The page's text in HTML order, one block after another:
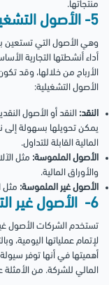
منتجاتها.
5- الأصول التشغيلية
وهي الأصول التي تستعين
أداء أنشطتها التجارية
الأرباح من خلالها، وقد
الأصول التشغيلية:
النقد: النقد أو الأصول
يمكن تحويلها بسهولة إلى
المالية القابلة للتداول.
الأصول الملموسة: مثل
والأوراق المالية.
الأصول غير الملموسة: مثل
6- الأصول غير التشغيلية
تستخدم الشركات الأصول
لإتمام عملياتها اليومية،
أهميتها في أنها توفر
المالي للشركة. من الأمثلة